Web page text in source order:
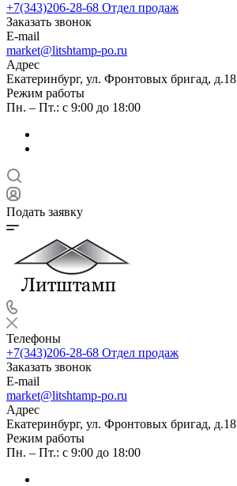
+7(343)206-28-68 Отдел продаж
Заказать звонок
E-mail
market@litshtamp-po.ru
Адрес
Екатеринбург, ул. Фронтовых бригад, д.18
Режим работы
Пн. – Пт.: с 9:00 до 18:00
Подать заявку
Телефоны
+7(343)206-28-68 Отдел продаж
Заказать звонок
E-mail
market@litshtamp-po.ru
Адрес
Екатеринбург, ул. Фронтовых бригад, д.18
Режим работы
Пн. – Пт.: с 9:00 до 18:00